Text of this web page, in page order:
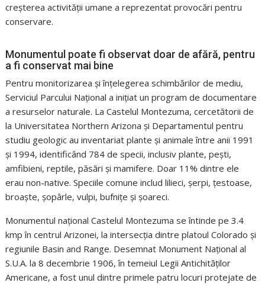
creșterea activității umane a reprezentat provocări pentru
conservare.
Monumentul poate fi observat doar de afără, pentru
a fi conservat mai bine
Pentru monitorizarea și înțelegerea schimbărilor de mediu,
Serviciul Parcului Național a inițiat un program de documentare
a resurselor naturale. La Castelul Montezuma, cercetătorii de
la Universitatea Northern Arizona și Departamentul pentru
studiu geologic au inventariat plante și animale între anii 1991
și 1994, identificând 784 de specii, inclusiv plante, pești,
amfibieni, reptile, păsări și mamifere. Doar 11% dintre ele
erau non-native. Speciile comune includ lilieci, șerpi, țestoase,
broaște, șopârle, vulpi, bufnițe și șoareci.
Monumentul național Castelul Montezuma se întinde pe 3.4
kmp în centrul Arizonei, la intersecția dintre platoul Colorado și
regiunile Basin and Range. Desemnat Monument Național al
S.U.A. la 8 decembrie 1906, în temeiul Legii Antichităților
Americane, a fost unul dintre primele patru locuri protejate de